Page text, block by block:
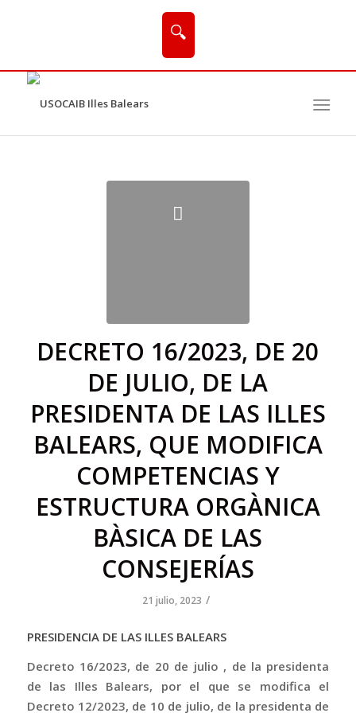
🔍
DECRETO 16/2023, DE 20
DE JULIO, DE LA
PRESIDENTA DE LAS ILLES
BALEARS, QUE MODIFICA
COMPETENCIAS Y
ESTRUCTURA ORGÀNICA
BÀSICA DE LAS
CONSEJERÍAS
21 julio, 2023 /
PRESIDENCIA DE LAS ILLES BALEARS
Decreto 16/2023, de 20 de julio , de la presidenta
de las Illes Balears, por el que se modifica el
Decreto 12/2023, de 10 de julio, de la presidenta de